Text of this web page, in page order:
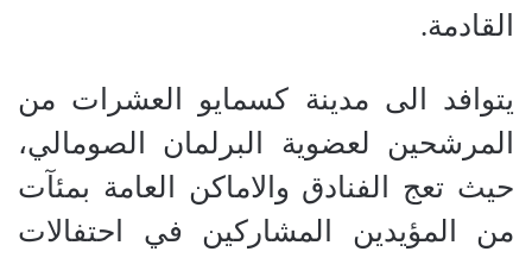
القادمة.
يتوافد الى مدينة كسمايو العشرات من
المرشحين لعضوية البرلمان الصومالي،
حيث تعج الفنادق والاماكن العامة بمئآت
من المؤيدين المشاركين في احتفالات